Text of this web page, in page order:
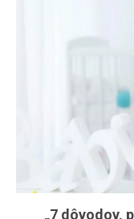
„7 dôvodov,